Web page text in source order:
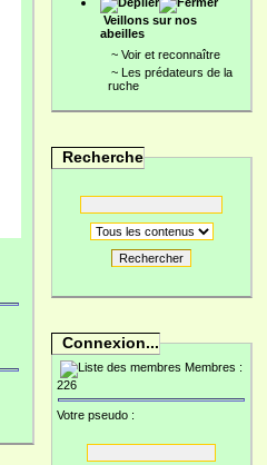
Veillons sur nos
abeilles
~ Voir et reconnaître
~ Les prédateurs de la
ruche
Recherche
Rechercher
Connexion...
Membres :
226
Votre pseudo :